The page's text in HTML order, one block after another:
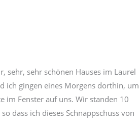
sehr, sehr schönen Hauses im Laurel
ich gingen eines Morgens dorthin, um
im Fenster auf uns. Wir standen 10
dass ich dieses Schnappschuss von